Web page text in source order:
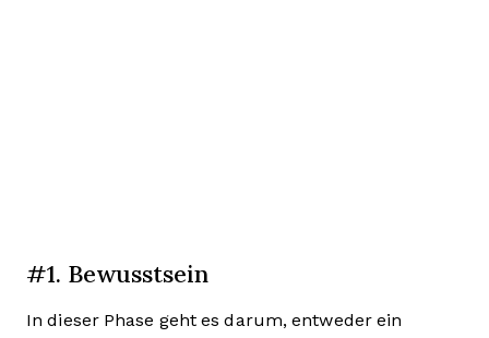
#1. Bewusstsein
In dieser Phase geht es darum, entweder ein